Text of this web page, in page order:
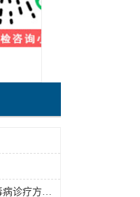
国家卫健委关于印发埃博拉病毒病诊疗方案（2026年版）的通知